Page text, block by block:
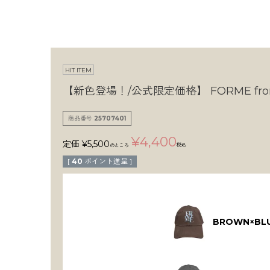
HIT ITEM
【新色登場！/公式限定価格】 FORME
商品番号 25707401
定価 ¥5,500 のところ ¥4,400税込
[ 40 ポイント進呈 ]